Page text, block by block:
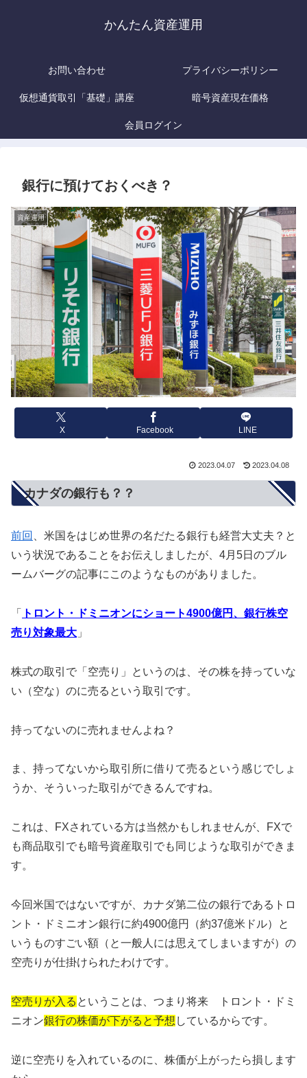
かんたん資産運用
お問い合わせ プライバシーポリシー
仮想通貨取引「基礎」講座 暗号資産現在価格
会員ログイン
銀行に預けておくべき？
資産運用
X Facebook LINE
2023.04.07 2023.04.08
カナダの銀行も？？
前回
、米国をはじめ世界の名だたる銀行も経営大丈夫？と
いう状況であることをお伝えしましたが、4月5日のブル
ームバーグの記事にこのようなものがありました。
「
トロント・ドミニオンにショート4900億円、銀行株空
売り対象最大 」
株式の取引で「空売り」というのは、その株を持っていな
い（空な）のに売るという取引です。
持ってないのに売れませんよね？
ま、持ってないから取引所に借りて売るという感じでしょ
うか、そういった取引ができるんですね。
これは、FXされている方は当然かもしれませんが、FXで
も商品取引でも暗号資産取引でも同じような取引ができま
す。
今回米国ではないですが、カナダ第二位の銀行であるトロ
ント・ドミニオン銀行に約4900億円（約37億米ドル）と
いうものすごい額（と一般人には思えてしまいますが）の
空売りが仕掛けられたわけです。
空売りが入る ということは、つまり将来 トロント・ドミ
ニオン銀行の株価が下がると予想 しているからです。
逆に空売りを入れているのに、株価が上がったら損します